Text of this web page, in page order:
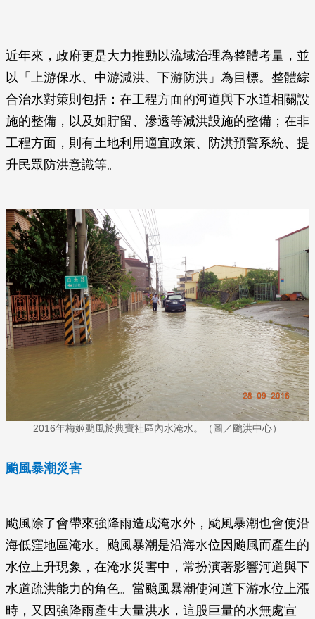
近年來，政府更是大力推動以流域治理為整體考量，並
以「上游保水、中游減洪、下游防洪」為目標。整體綜
合治水對策則包括：在工程方面的河道與下水道相關設
施的整備，以及如貯留、滲透等減洪設施的整備；在非
工程方面，則有土地利用適宜政策、防洪預警系統、提
升民眾防洪意識等。
2016年梅姬颱風於典寶社區內水淹水。（圖／颱洪中心）
颱風暴潮災害
颱風除了會帶來強降雨造成淹水外，颱風暴潮也會使沿
海低窪地區淹水。颱風暴潮是沿海水位因颱風而產生的
水位上升現象，在淹水災害中，常扮演著影響河道與下
水道疏洪能力的角色。當颱風暴潮使河道下游水位上漲
時，又因強降雨產生大量洪水，這股巨量的水無處宣